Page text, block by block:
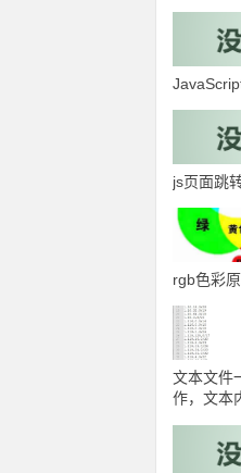
js页面跳
rgb色彩
文本文件
作，文本